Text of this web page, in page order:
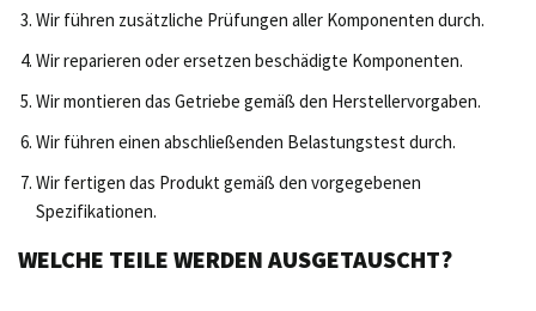
Wir führen zusätzliche Prüfungen aller Komponenten durch.
Wir reparieren oder ersetzen beschädigte Komponenten.
Wir montieren das Getriebe gemäß den Herstellervorgaben.
Wir führen einen abschließenden Belastungstest durch.
Wir fertigen das Produkt gemäß den vorgegebenen
Spezifikationen.
WELCHE TEILE WERDEN AUSGETAUSCHT?